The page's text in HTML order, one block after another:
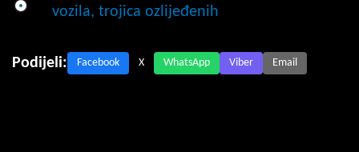
vozila, trojica ozlijeđenih
Podijeli: Facebook X WhatsApp Viber Email